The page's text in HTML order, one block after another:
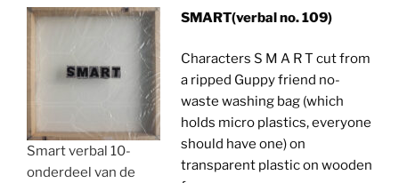
Smart verbal 10-
onderdeel van de
SMART(verbal no. 109)
Characters S M A R T cut from
a ripped Guppy friend no-
waste washing bag (which
holds micro plastics, everyone
should have one) on
transparent plastic on wooden